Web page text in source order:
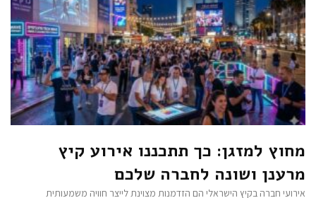
מחוץ למזגן: כך תתכננו אירוע קיץ
מרענן ושונה לחברה שלכם
אירועי חברה בקיץ הישראלי הם הזדמנות מצוינת לייצר חוויה משמעותית